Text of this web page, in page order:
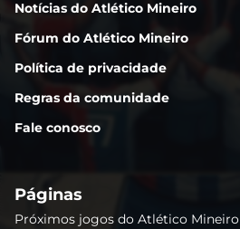
Notícias do Atlético Mineiro
Fórum do Atlético Mineiro
Política de privacidade
Regras da comunidade
Fale conosco
Páginas
Próximos jogos do Atlético Mineiro